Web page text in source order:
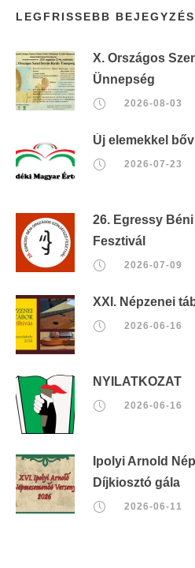
LEGFRISSEBB
X. Országos
Ünnepség
2026-08-03
Új elemekkel
2026-07-23
26. Egressy
Fesztivál
2026-07-09
XXI. Népzenei
2026-06-16
NYILATKOZAT
2026-06-16
Ipolyi Arnold
Díjkiosztó gála
2026-06-11